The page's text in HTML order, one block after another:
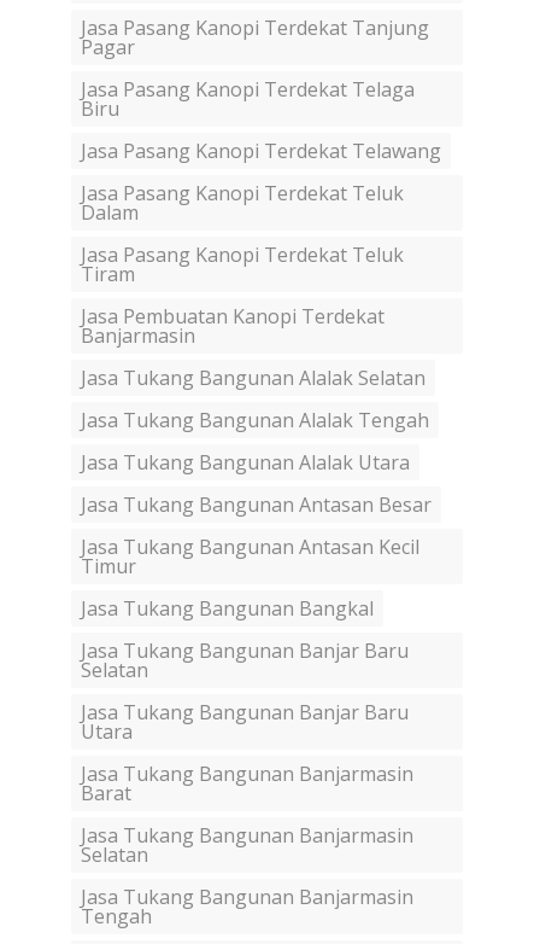
Jasa Pasang Kanopi Terdekat Tanjung
Pagar
Jasa Pasang Kanopi Terdekat Telaga
Biru
Jasa Pasang Kanopi Terdekat Telawang
Jasa Pasang Kanopi Terdekat Teluk
Dalam
Jasa Pasang Kanopi Terdekat Teluk
Tiram
Jasa Pembuatan Kanopi Terdekat
Banjarmasin
Jasa Tukang Bangunan Alalak Selatan
Jasa Tukang Bangunan Alalak Tengah
Jasa Tukang Bangunan Alalak Utara
Jasa Tukang Bangunan Antasan Besar
Jasa Tukang Bangunan Antasan Kecil
Timur
Jasa Tukang Bangunan Bangkal
Jasa Tukang Bangunan Banjar Baru
Selatan
Jasa Tukang Bangunan Banjar Baru
Utara
Jasa Tukang Bangunan Banjarmasin
Barat
Jasa Tukang Bangunan Banjarmasin
Selatan
Jasa Tukang Bangunan Banjarmasin
Tengah